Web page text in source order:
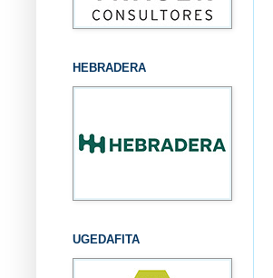
HEBRADERA
UGEDAFITA